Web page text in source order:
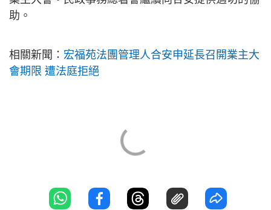
助。
相關新聞： 宏福苑法團管理人合安申延長召開業主大
會期限 遭法庭拒絕